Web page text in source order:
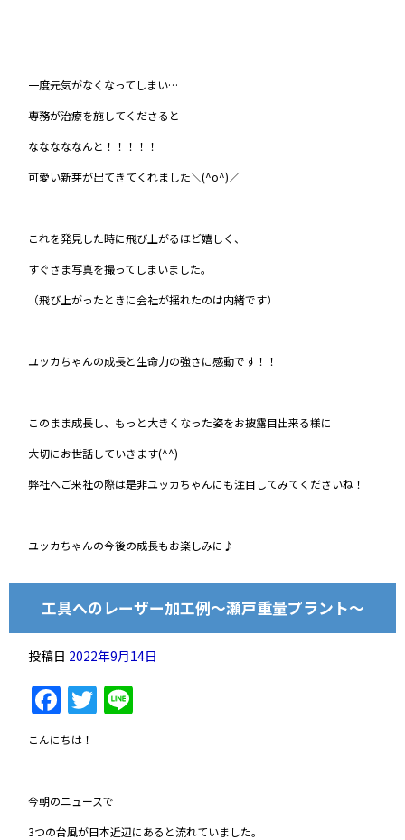
一度元気がなくなってしまい…
専務が治療を施してくださると
なななななんと！！！！！
可愛い新芽が出てきてくれました＼(^o^)／
これを発見した時に飛び上がるほど嬉しく、
すぐさま写真を撮ってしまいました。
（飛び上がったときに会社が揺れたのは内緒です）
ユッカちゃんの成長と生命力の強さに感動です！！
このまま成長し、もっと大きくなった姿をお披露目出来る様に
大切にお世話していきます(^^)
弊社へご来社の際は是非ユッカちゃんにも注目してみてくださいね！
ユッカちゃんの今後の成長もお楽しみに♪
工具へのレーザー加工例～瀬戸重量プラント～
投稿日 2022年9月14日
Facebook
Twitter
こんにちは！
今朝のニュースで
3つの台風が日本近辺にあると流れていました。